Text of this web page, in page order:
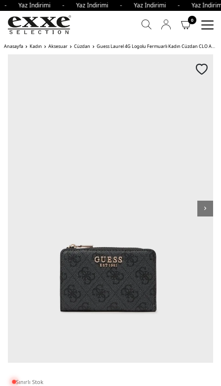
- Yaz İndirimi - Yaz İndirimi - Yaz İndirimi - Yaz
0
Anasayfa Kadın Aksesuar Cüzdan Guess Laurel 4G Logolu Fermuarlı Kadın Cüzdan CLO ANTRASİT
Sınırlı Stok